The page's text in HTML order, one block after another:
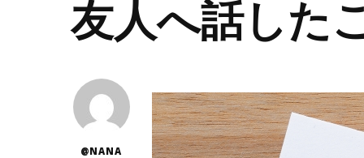
友人へ話した
@NANA